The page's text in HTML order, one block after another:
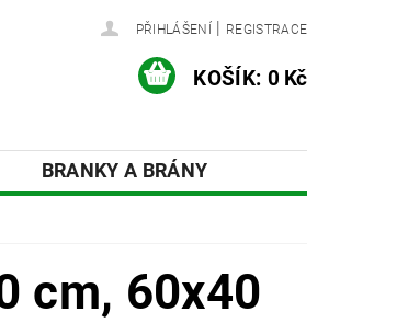
PŘIHLÁŠENÍ | REGISTRACE
KOŠÍK: 0 Kč
BRANKY A BRÁNY
cm, 60x40